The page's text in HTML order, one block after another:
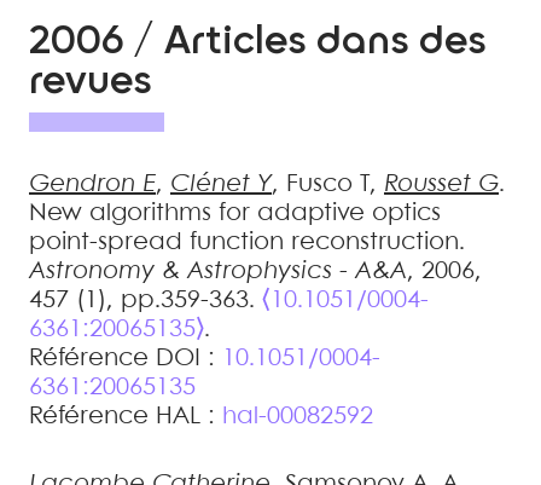
2006 / Articles dans des
revues
Gendron E, Clénet Y, Fusco , Rousset G.
New algorithms for adaptive optics
point-spread function reconstruction.
Astronomy & Astrophysics - A&A, 2006,
457 (1), pp.359-363. ⟨10.1051/0004-
6361:20065135⟩.
Référence DOI :
10.1051/0004-
6361:20065135
Référence HAL : hal-00082592